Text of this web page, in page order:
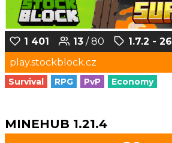
1 401 13 / 80
1.7.2 -
play.stockblock.cz
Survival RPG PvP Economy
MINEHUB 1.21.4